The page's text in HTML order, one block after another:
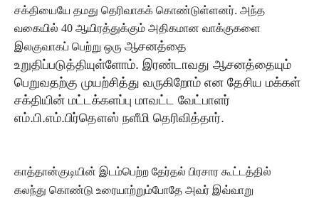
சக்தியையே தமது தெரிவாகக் கொண்டுள்ளனர். அந்த
வகையில் 40 ஆயிரத்துக்கும் அதிகமான வாக்குகளை
இலகுவாகப் பெற்று ஒரு ஆசனத்தை
உறுதிப்படுத்தியுள்ளோம். இரண்டாவது ஆசனத்தையும்
பெறுவதற்கு முயற்சித்து வருகிறோம் என தேசிய மக்கள்
சக்தியின் மட்டக்களப்பு மாவட்ட வேட்பாளர்
எம்.பி.எம்.பிர்தௌஸ் நளீமி தெரிவித்தார்.
காத்தான்குடியின் இடம்பெற்ற தேர்தல் பிரசார கூட்டத்தில்
கலந்து கொண்டு உரையாற்றும்போதே அவர் இவ்வாறு